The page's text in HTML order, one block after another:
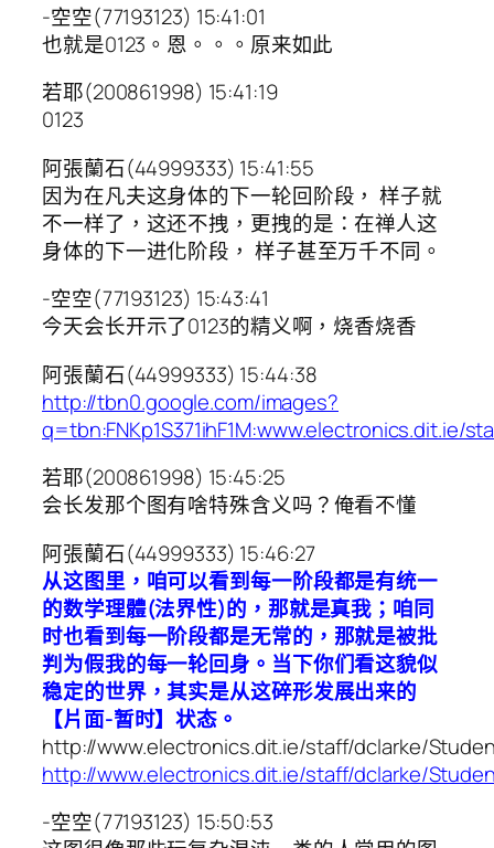
-空空(77193123) 15:41:01
也就是0123。恩。。。原来如此
若耶(200861998) 15:41:19
0123
阿張蘭石(44999333) 15:41:55
因为在凡夫这身体的下一轮回阶段， 样子就
不一样了，这还不拽，更拽的是：在禅人这
身体的下一进化阶段， 样子甚至万千不同。
-空空(77193123) 15:43:41
今天会长开示了0123的精义啊，烧香烧香
阿張蘭石(44999333) 15:44:38
http://tbn0.google.com/images?
若耶(200861998) 15:45:25
会长发那个图有啥特殊含义吗？俺看不懂
阿張蘭石(44999333) 15:46:27
从这图里，咱可以看到每一阶段都是有统一
的数学理體(法界性)的，那就是真我；咱同
时也看到每一阶段都是无常的，那就是被批
判为假我的每一轮回身。当下你们看这貌似
稳定的世界，其实是从这碎形发展出来的
【片面-暂时】状态。
http://www.electronics.dit.ie/staff/dclarke/
http://www.electronics.dit.ie/staff/dclarke/
-空空(77193123) 15:50:53